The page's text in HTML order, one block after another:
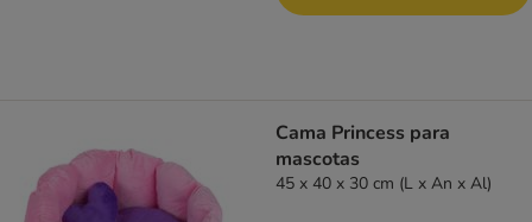
Cama Princess para
mascotas
45 x 40 x 30 cm (L x An x Al)